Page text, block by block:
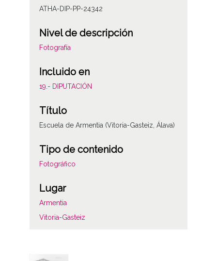
ATHA-DIP-PP-24342
Nivel de descripción
Fotografía
Incluido en
19.- DIPUTACIÓN
Título
Escuela de Armentia (Vitoria-Gasteiz, Álava)
Tipo de contenido
Fotográfico
Lugar
Armentia
Vitoria-Gasteiz
Salinas y Sánchez